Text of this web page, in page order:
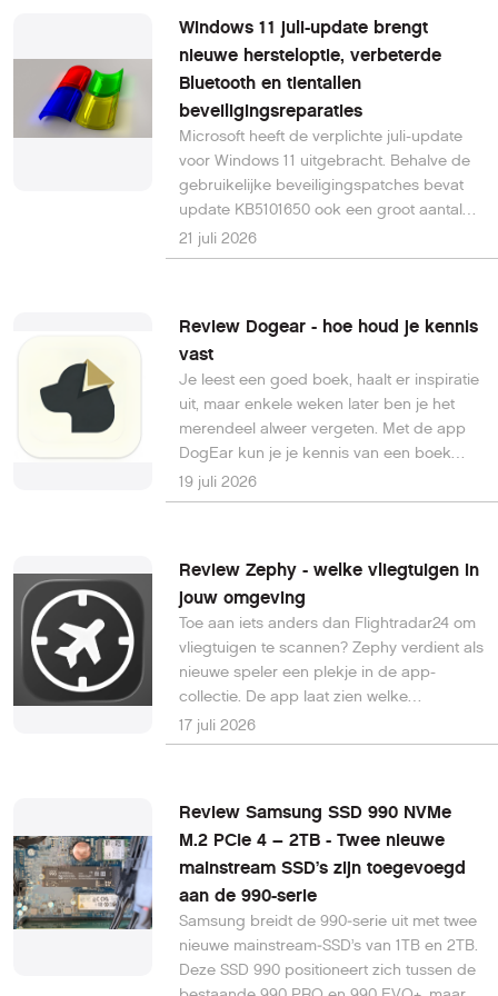
zangpartijen uit muziek te verwijderen.
Windows 11 juli-update brengt
nieuwe hersteloptie, verbeterde
Bluetooth en tientallen
beveiligingsreparaties
Microsoft heeft de verplichte juli-update
voor Windows 11 uitgebracht. Behalve de
gebruikelijke beveiligingspatches bevat
update KB5101650 ook een groot aantal
nieuwe functies die eind juni al
beschikbaar kwamen als optionele
hersteloptie, verbeteringen voor Windows
Update, Bluetooth en Verkenner.
21 juli 2026
Review Dogear - hoe houd je kennis
vast
Je leest een goed boek, haalt er inspiratie
uit, maar enkele weken later ben je het
merendeel alweer vergeten. Met de app
DogEar kun je je kennis van een boek
beter ‘vasthouden’ en eventueel op
langere termijn toepassen.
19 juli 2026
Review Zephy - welke vliegtuigen in
jouw omgeving
Toe aan iets anders dan Flightradar24 om
vliegtuigen te scannen? Zephy verdient als
nieuwe speler een plekje in de app-
collectie. De app laat zien welke
vliegtuigen in je directe omgeving vliegen.
Je kunt hiermee zien welke toestellen
17 juli 2026
Review Samsung SSD 990 NVMe
M.2 PCIe 4 – 2TB - Twee nieuwe
mainstream SSD’s zijn toegevoegd
aan de 990-serie
Samsung breidt de 990‑serie uit met twee
nieuwe mainstream‑SSD’s van 1TB en 2TB.
Deze SSD 990 positioneert zich tussen de